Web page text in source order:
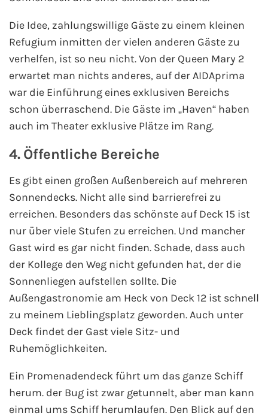
Kreuzfahrt-Themen
Kreuzfahrt buchen
Die Idee, zahlungswillige Gäste zu einem kleinen
Refugium inmitten der vielen anderen Gäste zu
verhelfen, ist so neu nicht. Von der Queen Mary 2
erwartet man nichts anderes, auf der AIDAprima
war die Einführung eines exklusiven Bereichs
schon überraschend. Die Gäste im „Haven“ haben
auch im Theater exklusive Plätze im Rang.
4. Öffentliche Bereiche
Es gibt einen großen Außenbereich auf mehreren
Sonnendecks. Nicht alle sind barrierefrei zu
erreichen. Besonders das schönste auf Deck 15 ist
nur über viele Stufen zu erreichen. Und mancher
Gast wird es gar nicht finden. Schade, dass auch
der Kollege den Weg nicht gefunden hat, der die
Sonnenliegen aufstellen sollte. Die
Außengastronomie am Heck von Deck 12 ist schnell
zu meinem Lieblingsplatz geworden. Auch unter
Deck findet der Gast viele Sitz- und
Ruhemöglichkeiten.
Ein Promenadendeck führt um das ganze Schiff
herum. der Bug ist zwar getunnelt, aber man kann
einmal ums Schiff herumlaufen. Den Blick auf den